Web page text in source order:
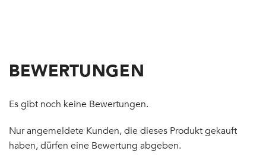
BEWERTUNGEN
Es gibt noch keine Bewertungen.
Nur angemeldete Kunden, die dieses Produkt gekauft
haben, dürfen eine Bewertung abgeben.